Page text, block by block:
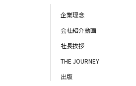
企業理念
会社紹介動画
社長挨拶
THE JOURNEY
出版